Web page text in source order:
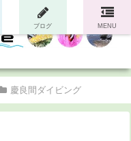
慶良間ダイビング
ブログ MENU